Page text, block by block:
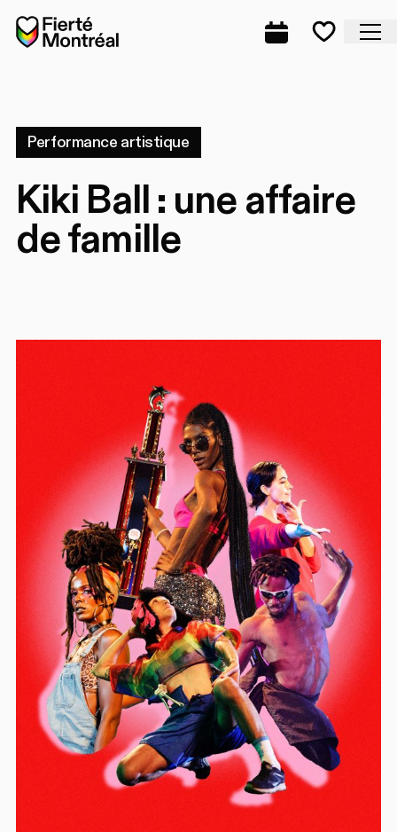
Aller à la navigation
Aller à la navigation
Aller au contenu
Accueil
Mes
Performance artistique
Kiki Ball : une affaire
de famille